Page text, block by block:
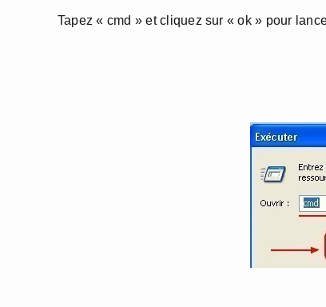
Tapez « cmd » et cliquez sur « ok » pour